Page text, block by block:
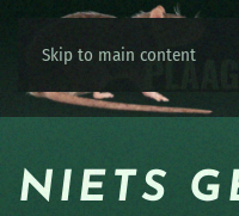
Skip to main content
NIETS